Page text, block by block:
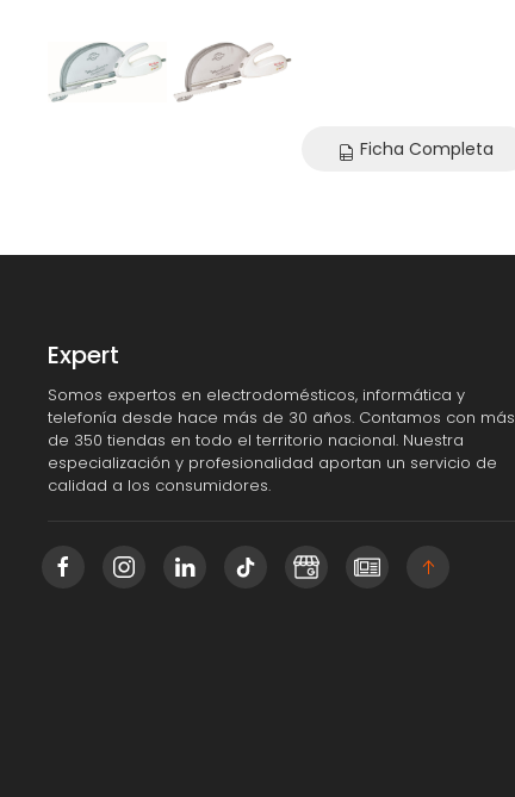
Ficha Completa
Expert
Somos expertos en electrodomésticos, informática y
telefonía desde hace más de 30 años. Contamos con más
de 350 tiendas en todo el territorio nacional. Nuestra
especialización y profesionalidad aportan un servicio de
calidad a los consumidores.